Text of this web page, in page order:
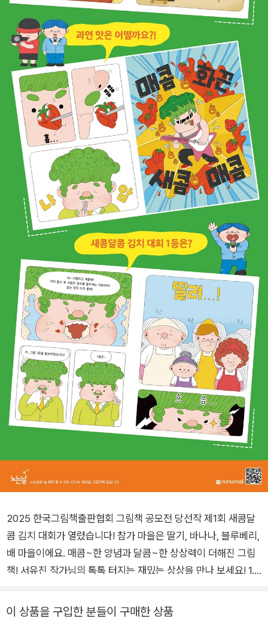
2025 한국그림책출판협회 그림책 공모전 당선작 제1회 새콤달
콤 김치 대회가 열렸습니다! 참가 마을은 딸기, 바나나, 블루베리,
배 마을이에요. 매콤~한 양념과 달콤~한 상상력이 더해진 그림
책! 서유진 작가님의 톡톡 터지는 재밌는 상상을 만나 보세요! 1.
배 마을?! 이름부터 심상치 않은 대회, 새콤달콤 김치 대회가 열
이 상품을 구입한 분들이 구매한 상품